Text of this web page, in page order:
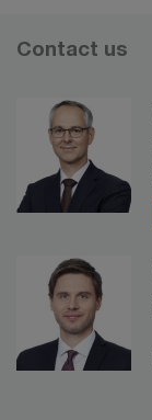
Contact us